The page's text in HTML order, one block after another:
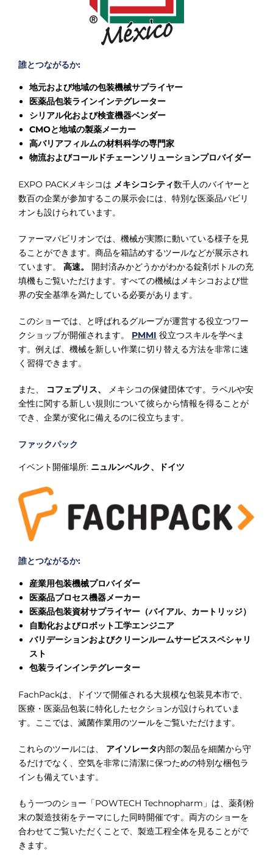
誰とつながるか:
地元および地域の包装機械サプライヤー
医薬品包装ラインインテグレーター
シリアル化および検査機器ベンダー
CMOと地域の製薬メーカー
高バリアフィルムの材料科学の専門家
物流およびコールドチェーンソリューションプロバイダー
EXPO PACKメキシコは メキシコシティ数千人のバイヤーと
数百の企業が参加するこの展示会には、特別な医薬品パビリ
オンも設けられています。
ファーマパビリオンでは、機械が実際に動いている様子を見
ることができます。商品を箱詰めするツールなどが展示され
ています。 高速。
開封済みかどうかがわかる錠剤ボトルの充
填機もご覧いただけます。すべての機械はメキシコおよび世
界の安全基準を満たしている必要があります。
このショーでは、と呼ばれるグループが運営する役立つワー
クショップが開催されます。 PMMI 役立つスキルを学べま
す。例えば、機械を新しい作業に切り替える方法を非常に速
く習得できます。
また、 コフェプリス、
メキシコの保健団体です。ラベルや安
全性に関する新しい規則について彼らから情報を得ることが
でき、企業が変化に備えるのに役立ちます。
ファックパック
イベント開催場所: ニュルンベルク、ドイツ
誰とつながるか:
産業用包装機械プロバイダー
医薬品プロセス機器メーカー
医薬品包装資材サプライヤー（バイアル、カートリッジ）
自動化およびロボット工学エンジニア
バリデーションおよびクリーンルームサービススペシャリ
スト
包装ラインインテグレーター
FachPackは、ドイツで開催される大規模な包装見本市で、
医療・医薬品包装に特化したセクションが設けられていま
す。ここでは、滅菌作業用のツールをご覧いただけます。
これらのツールには、 アイソレータ内部の製品を細菌から守
るだけでなく、空気を非常に清潔に保つための特別な梱包ラ
インも備えています。
もう一つのショー「POWTECH Technopharm」は、薬剤粉
末の製造技術をテーマにした同時開催です。両方のショーを
合わせてご覧いただくことで、製造工程全体を見ることがで
きます。